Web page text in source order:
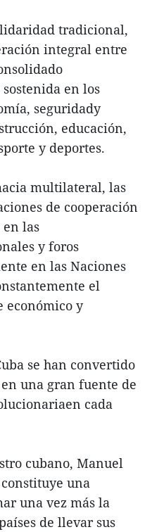
tradicional,
integral entre
en los
seguridady
educación,
y deportes.
multilateral, las
de cooperación
las
y foros
en las Naciones
el
económico y
se han convertido
una gran fuente de
cada
cubano, Manuel
una
una vez más la
de llevar sus